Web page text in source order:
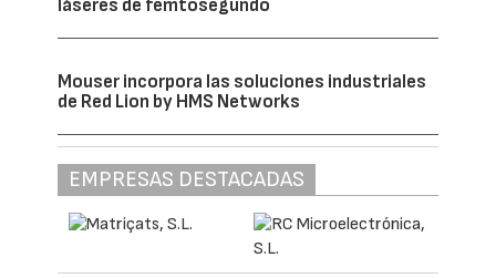
láseres de femtosegundo
Mouser incorpora las soluciones industriales
de Red Lion by HMS Networks
EMPRESAS DESTACADAS